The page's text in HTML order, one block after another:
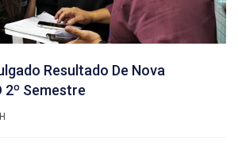
Resultado De Nova
2º Semestre